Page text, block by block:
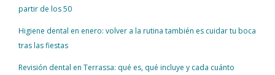
partir de los 50
Higiene dental en enero: volver a la rutina también es cuidar tu boca
tras las fiestas
Revisión dental en Terrassa: qué es, qué incluye y cada cuánto